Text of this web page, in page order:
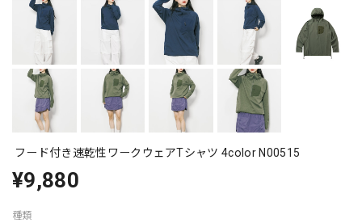
フード付き速乾性ワークウェアTシャツ 4color N00515
¥9,880
種類